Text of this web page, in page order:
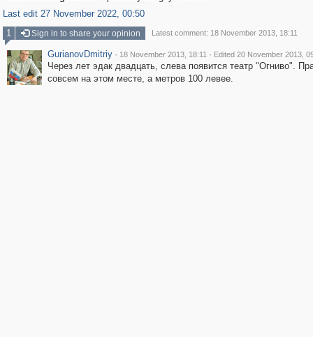
Last edit 27 November 2022, 00:50
1
Sign in to share your opinion Latest comment: 18 November 2013, 18:11
GurianovDmitriy · 18 November 2013, 18:11 · Edited 20 November 2013,
Через лет эдак двадцать, слева появится театр "Огниво".
совсем на этом месте, а метров 100 левее.